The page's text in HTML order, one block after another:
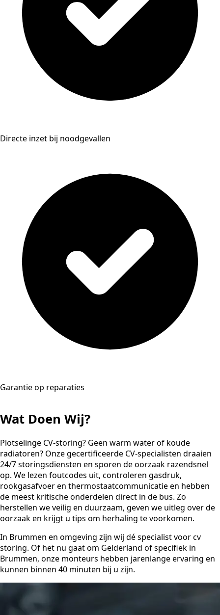
Directe inzet bij noodgevallen
Garantie op reparaties
Wat Doen Wij?
Plotselinge CV-storing? Geen warm water of koude
radiatoren? Onze gecertificeerde CV-specialisten draaien
24/7 storingsdiensten en sporen de oorzaak razendsnel
op. We lezen foutcodes uit, controleren gasdruk,
rookgasafvoer en thermostaatcommunicatie en hebben
de meest kritische onderdelen direct in de bus. Zo
herstellen we veilig en duurzaam, geven we uitleg over de
oorzaak en krijgt u tips om herhaling te voorkomen.
In Brummen en omgeving zijn wij dé specialist voor cv
storing. Of het nu gaat om Gelderland of specifiek in
Brummen, onze monteurs hebben jarenlange ervaring en
kunnen binnen 40 minuten bij u zijn.